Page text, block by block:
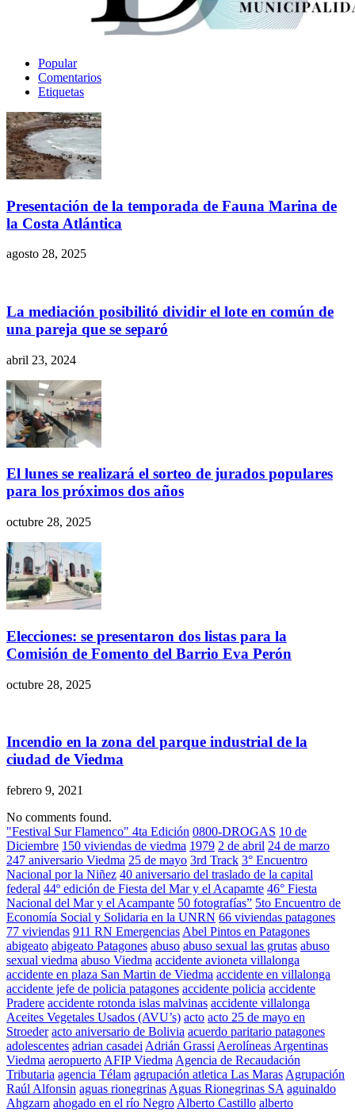
Popular
Comentarios
Etiquetas
Presentación de la temporada de Fauna Marina de
la Costa Atlántica
agosto 28, 2025
La mediación posibilitó dividir el lote en común de
una pareja que se separó
abril 23, 2024
El lunes se realizará el sorteo de jurados populares
para los próximos dos años
octubre 28, 2025
Elecciones: se presentaron dos listas para la
Comisión de Fomento del Barrio Eva Perón
octubre 28, 2025
Incendio en la zona del parque industrial de la
ciudad de Viedma
febrero 9, 2021
No comments found.
"Festival Sur Flamenco" 4ta Edición 0800-DROGAS 10 de
Diciembre 150 viviendas de viedma 1979 2 de abril 24 de marzo
247 aniversario Viedma 25 de mayo 3rd Track 3° Encuentro
Nacional por la Niñez 40 aniversario del traslado de la capital
federal 44º edición de Fiesta del Mar y el Acapamte 46° Fiesta
Nacional del Mar y el Acampante 50 fotografías” 5to Encuentro de
Economía Social y Solidaria en la UNRN 66 viviendas patagones
77 viviendas 911 RN Emergencias Abel Pintos en Patagones
abigeato abigeato Patagones abuso abuso sexual las grutas abuso
sexual viedma abuso Viedma accidente avioneta villalonga
accidente en plaza San Martin de Viedma accidente en villalonga
accidente jefe de policia patagones accidente policia accidente
Pradere accidente rotonda islas malvinas accidente villalonga
Aceites Vegetales Usados (AVU’s) acto acto 25 de mayo en
Stroeder acto aniversario de Bolivia acuerdo paritario patagones
adolescentes adrian casadei Adrián Grassi Aerolíneas Argentinas
Viedma aeropuerto AFIP Viedma Agencia de Recaudación
Tributaria agencia Télam agrupación atletica Las Maras Agrupación
Raúl Alfonsin aguas rionegrinas Aguas Rionegrinas SA aguinaldo
Ahgzarn ahogado en el río Negro Alberto Castillo alberto